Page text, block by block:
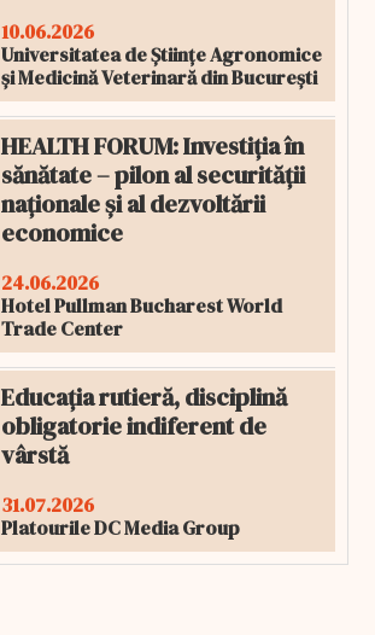
10.06.2026
Universitatea de Științe Agronomice
și Medicină Veterinară din București
HEALTH FORUM: Investiția în
sănătate – pilon al securității
naționale și al dezvoltării
economice
24.06.2026
Hotel Pullman Bucharest World
Trade Center
Educația rutieră, disciplină
obligatorie indiferent de
vârstă
31.07.2026
Platourile DC Media Group